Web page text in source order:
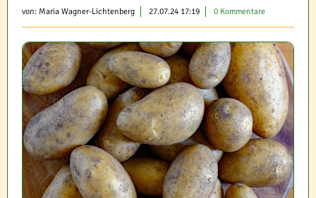
von: Maria Wagner-Lichtenberg 27.07.24 17:19 0 Kommentare